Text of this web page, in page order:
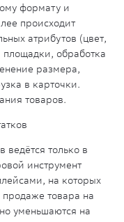
формату и
происходит
атрибутов (цвет,
обработка
размера,
в карточки.
товаров.
ведётся только в
инструмент
на которых
товара на
уменьшаются на